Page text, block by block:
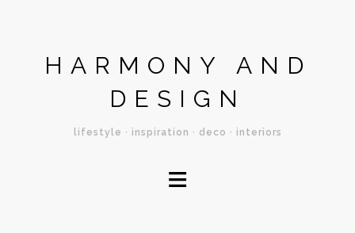
HARMONY AND
DESIGN
lifestyle · inspiration · deco · interiors
≡